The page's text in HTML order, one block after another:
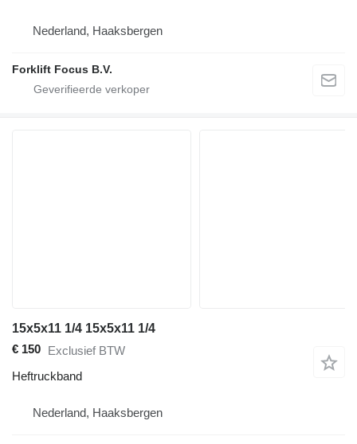
Nederland, Haaksbergen
Forklift Focus B.V.
15x5x11 1/4 15x5x11 1/4
€ 150 Exclusief BTW
Heftruckband
Nederland, Haaksbergen